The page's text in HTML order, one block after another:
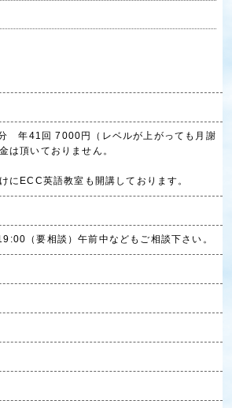
年41回 7000円（レベルが上がっても月謝
は頂いておりません。
にECC英語教室も開講しております。
（要相談）午前中などもご相談下さい。